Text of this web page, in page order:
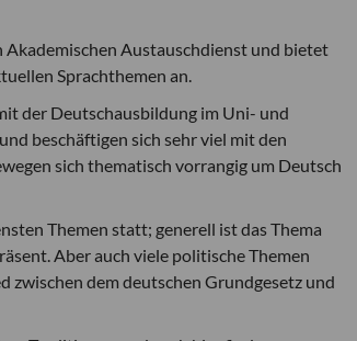
Austauschdienst und bietet
Sprachthemen an.
der Deutschausbildung im Uni- und
beschäftigen sich sehr viel mit den
sich thematisch vorrangig um Deutsch
Themen statt; generell ist das Thema
Aber auch viele politische Themen
zwischen dem deutschen Grundgesetz und